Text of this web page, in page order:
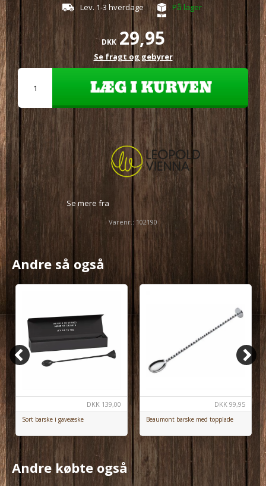
Lev. 1-3 hverdage På lager
DKK 29,95
Se fragt og gebyrer
Se mere fra
Varenr.: 102190
Andre så også
DKK 139,00
Sort barske i gaveæske
DKK 99,95
Beaumont barske med topplade
Andre købte også